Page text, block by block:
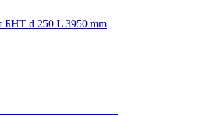
БНТ d 250 L 3950 mm